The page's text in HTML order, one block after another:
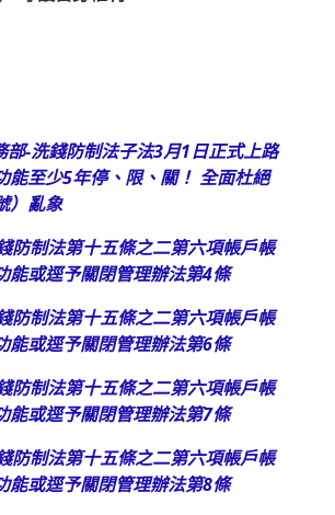
部-洗錢防制法子法3月1日正式上路
能至少5年停、限、關！ 全面杜絕
）亂象
防制法第十五條之二第六項帳戶帳
能或逕予關閉管理辦法第4條
防制法第十五條之二第六項帳戶帳
能或逕予關閉管理辦法第6條
防制法第十五條之二第六項帳戶帳
能或逕予關閉管理辦法第7條
防制法第十五條之二第六項帳戶帳
能或逕予關閉管理辦法第8條